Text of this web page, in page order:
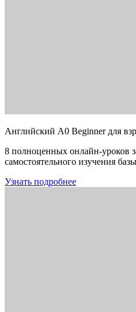
Английский A0 Beginner для
8 полноценных онлайн-уроков
самостоятельного изучения
Узнать подробнее